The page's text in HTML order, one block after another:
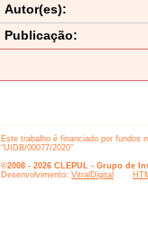
Autor(es):
Publicação:
Este trabalho é financiado por fundos
“UIDB/00077/2020”
©2008 - 2026 CLEPUL - Grupo de
Desenvolvimento: VitralDigital